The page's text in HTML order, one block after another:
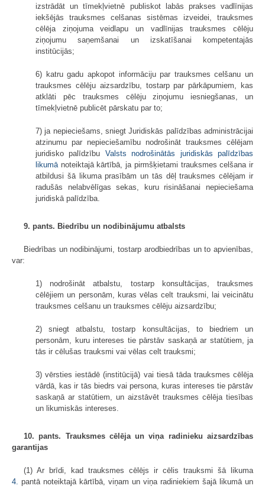
izstrādāt un tīmekļvietnē publiskot labās prakses vadlīnijas
iekšējās trauksmes celšanas sistēmas izveidei, trauksmes
cēlēja ziņojuma veidlapu un vadlīnijas trauksmes cēlēju
ziņojumu saņemšanai un izskatīšanai kompetentajās
institūcijās;
6) katru gadu apkopot informāciju par trauksmes celšanu un
trauksmes cēlēju aizsardzību, tostarp par pārkāpumiem, kas
atklāti pēc trauksmes cēlēju ziņojumu iesniegšanas, un
tīmekļvietnē publicēt pārskatu par to;
7) ja nepieciešams, sniegt Juridiskās palīdzības administrācijai
atzinumu par nepieciešamību nodrošināt trauksmes cēlējam
juridisko palīdzību Valsts nodrošinātās juridiskās palīdzības
likumā noteiktajā kārtībā, ja pirmšķietami trauksmes celšana ir
atbildusi šā likuma prasībām un tās dēļ trauksmes cēlējam ir
radušās nelabvēlīgas sekas, kuru risināšanai nepieciešama
juridiskā palīdzība.
9. pants. Biedrību un nodibinājumu atbalsts
Biedrības un nodibinājumi, tostarp arodbiedrības un to apvienības,
var:
1) nodrošināt atbalstu, tostarp konsultācijas, trauksmes
cēlējiem un personām, kuras vēlas celt trauksmi, lai veicinātu
trauksmes celšanu un trauksmes cēlēju aizsardzību;
2) sniegt atbalstu, tostarp konsultācijas, to biedriem un
personām, kuru intereses tie pārstāv saskaņā ar statūtiem, ja
tās ir cēlušas trauksmi vai vēlas celt trauksmi;
3) vērsties iestādē (institūcijā) vai tiesā tāda trauksmes cēlēja
vārdā, kas ir tās biedrs vai persona, kuras intereses tie pārstāv
saskaņā ar statūtiem, un aizstāvēt trauksmes cēlēja tiesības
un likumiskās intereses.
10. pants. Trauksmes cēlēja un viņa radinieku aizsardzības
garantijas
(1) Ar brīdi, kad trauksmes cēlējs ir cēlis trauksmi šā likuma
4. pantā noteiktajā kārtībā, viņam un viņa radiniekiem šajā likumā un